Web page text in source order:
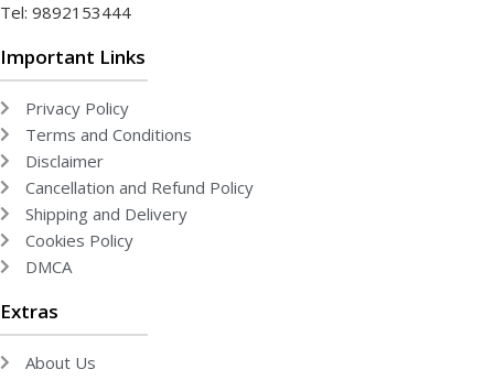
Tel: 9892153444
Important Links
Privacy Policy
Terms and Conditions
Disclaimer
Cancellation and Refund Policy
Shipping and Delivery
Cookies Policy
DMCA
Extras
About Us